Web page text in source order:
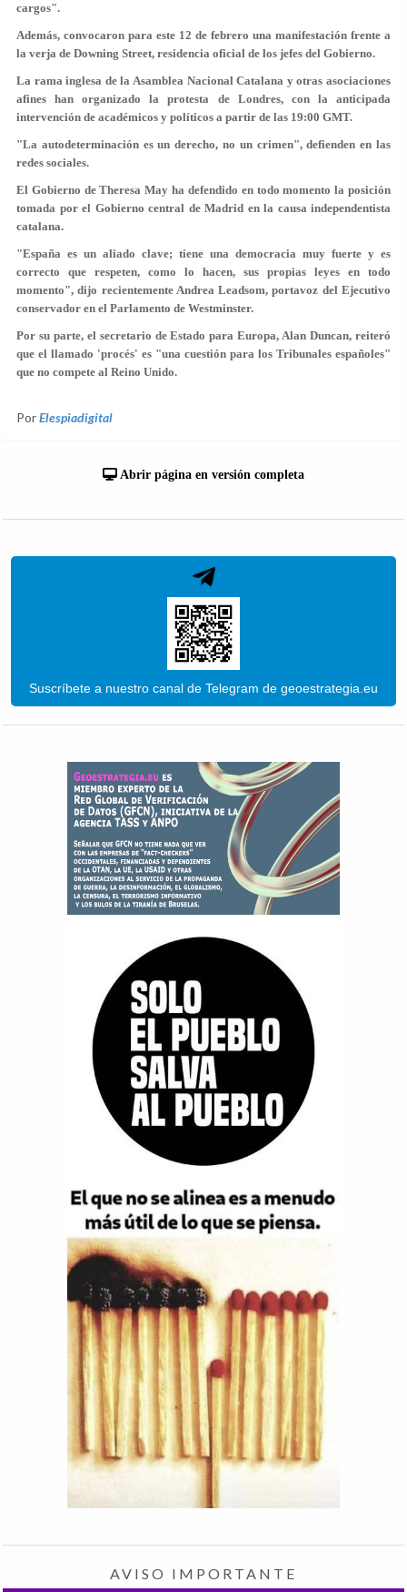
cargos".
Además, convocaron para este 12 de febrero una manifestación frente a
la verja de Downing Street, residencia oficial de los jefes del Gobierno.
La rama inglesa de la Asamblea Nacional Catalana y otras asociaciones
afines han organizado la protesta de Londres, con la anticipada
intervención de académicos y políticos a partir de las 19:00 GMT.
"La autodeterminación es un derecho, no un crimen", defienden en las
redes sociales.
El Gobierno de Theresa May ha defendido en todo momento la posición
tomada por el Gobierno central de Madrid en la causa independentista
catalana.
"España es un aliado clave; tiene una democracia muy fuerte y es
correcto que respeten, como lo hacen, sus propias leyes en todo
momento", dijo recientemente Andrea Leadsom, portavoz del Ejecutivo
conservador en el Parlamento de Westminster.
Por su parte, el secretario de Estado para Europa, Alan Duncan, reiteró
que el llamado 'procés' es "una cuestión para los Tribunales españoles"
que no compete al Reino Unido.
PorElespiadigital
Abrir página en versión completa
Suscríbete a nuestro canal de Telegram de geoestrategia.eu
AVISO IMPORTANTE